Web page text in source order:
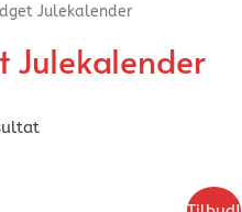
Julekalender
Julekalender